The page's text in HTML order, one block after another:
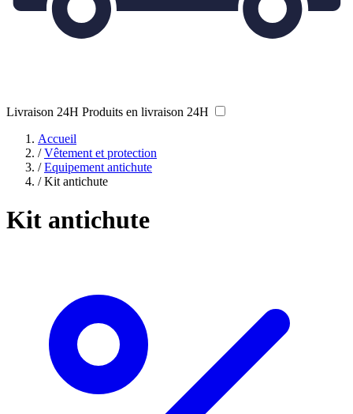
Livraison 24H Produits en livraison 24H
Accueil
/ Vêtement et protection
/ Equipement antichute
/ Kit antichute
Kit antichute